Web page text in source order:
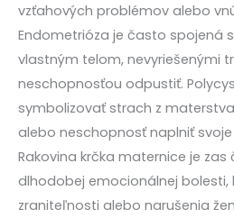
vzťahových problémov alebo
Endometrióza je často spojená
vlastným telom, nevyriešenými
neschopnosťou odpustiť.
symbolizovať strach z
alebo neschopnosť naplniť
Rakovina krčka maternice je
dlhodobej emocionálnej bolesti,
zraniteľnosti alebo narušenia